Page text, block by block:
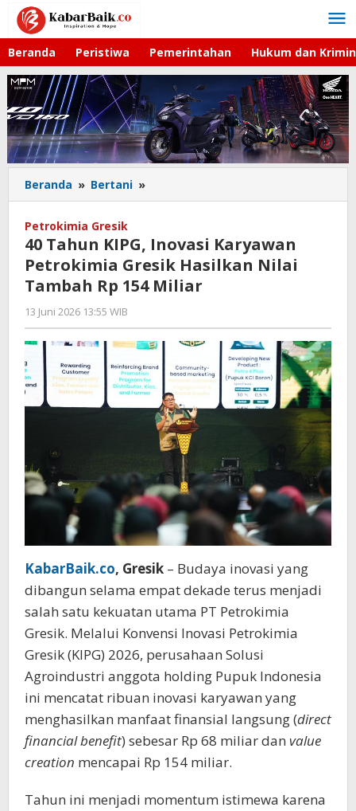
Lewati
konten
Beranda Peristiwa Pemerintahan Hukum dan
Beranda » Bertani »
Tahun
Karyawan
Petrokimia
Gresik
Rp
154
Miliar
Petrokimia Gresik
40 Tahun KIPG, Inovasi Karyawan
Petrokimia Gresik Hasilkan Nilai
Tambah Rp 154 Miliar
13 Juni 2026 13:55 WIB
Andika
DP
KabarBaik.co, Gresik – Budaya inovasi yang
dibangun selama empat dekade terus menjadi
salah satu kekuatan utama PT Petrokimia
Gresik. Melalui Konvensi Inovasi Petrokimia
Gresik (KIPG) 2026, perusahaan Solusi
Agroindustri anggota holding Pupuk Indonesia
ini mencatat ribuan inovasi karyawan yang
menghasilkan manfaat finansial langsung (direct
financial benefit) sebesar Rp 68 miliar dan value
creation mencapai Rp 154 miliar.
Tahun ini menjadi momentum istimewa karena